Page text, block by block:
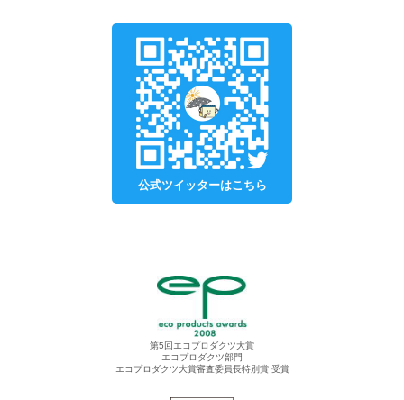
公式ツイッターはこちら
第5回エコプロダクツ大賞
エコプロダクツ部門
エコプロダクツ大賞審査委員長特別賞 受賞